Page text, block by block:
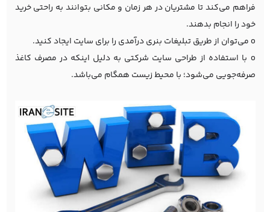
فراهم می‌کند تا مشتریان در هر زمان و مکانی بتوانند به راحتی خرید
خود را انجام بدهند.
o می‌توان از طریق تبلیغات بنری درآمدی را برای سایت ایجاد کنید.
o با استفاده از طراحی سایت شرکتی به دلیل اینکه در مصرف کاغذ
صرفه‌جویی می‌شود؛ با محیط زیست همگام می‌باشد.